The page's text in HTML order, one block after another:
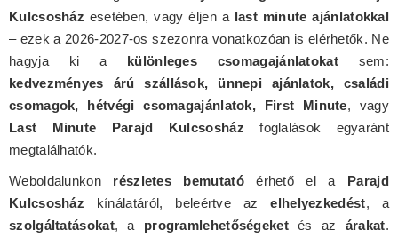
Kulcsosház esetében, vagy éljen a last minute ajánlatokkal
– ezek a 2026-2027-os szezonra vonatkozóan is elérhetők. Ne
hagyja ki a különleges csomagajánlatokat sem:
kedvezményes árú szállások, ünnepi ajánlatok, családi
csomagok, hétvégi csomagajánlatok, First Minute, vagy
Last Minute Parajd Kulcsosház foglalások egyaránt
megtalálhatók.
Weboldalunkon részletes bemutatóérhető el a Parajd
Kulcsosház kínálatáról, beleértve azelhelyezkedést, a
szolgáltatásokat, a programlehetőségeketés az árakat.